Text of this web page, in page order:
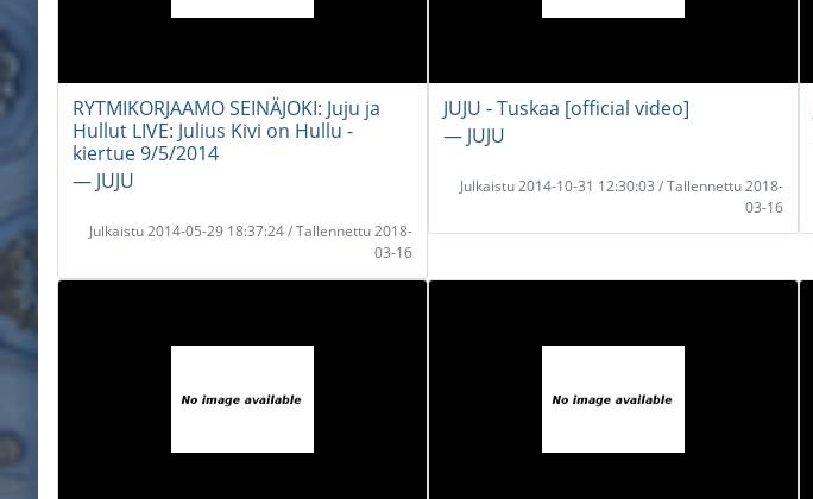
RYTMIKORJAAMO SEINÄJOKI: Juju ja
Hullut LIVE: Julius Kivi on Hullu -
kiertue 9/5/2014
― JUJU
Julkaistu 2014-05-29 18:37:24 / Tallennettu 2018-
03-16
JUJU - Tuskaa [official video]
― JUJU
Julkaistu 2014-10-31 12:30:03 / Tallennettu 2018-
03-16